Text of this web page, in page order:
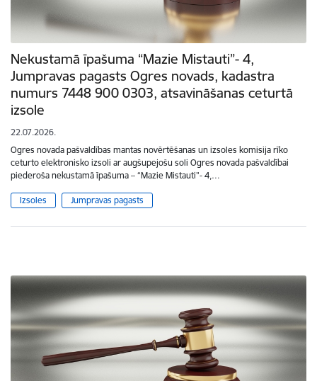
Nekustamā īpašuma “Mazie Mistauti”- 4,
Jumpravas pagasts Ogres novads, kadastra
numurs 7448 900 0303, atsavināšanas ceturtā
izsole
22.07.2026.
Ogres novada pašvaldības mantas novērtēšanas un izsoles komisija rīko
ceturto elektronisko izsoli ar augšupejošu soli Ogres novada pašvaldībai
piederoša nekustamā īpašuma – “Mazie Mistauti”- 4,…
Izsoles Jumpravas pagasts